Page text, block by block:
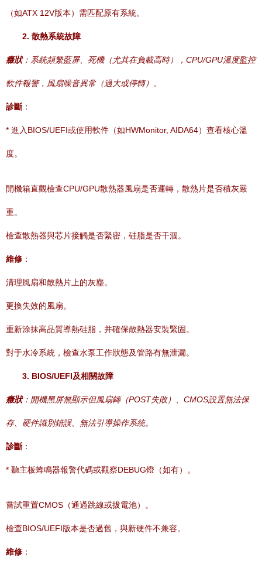
（如ATX 12V版本）需匹配原有系統。
2. 散熱系統故障
癥狀：系統頻繁藍屏、死機（尤其在負載高時），CPU/GPU溫度監控
軟件報警，風扇噪音異常（過大或停轉）。
診斷：
* 進入BIOS/UEFI或使用軟件（如HWMonitor, AIDA64）查看核心溫
度。
開機箱直觀檢查CPU/GPU散熱器風扇是否運轉，散熱片是否積灰嚴
重。
檢查散熱器與芯片接觸是否緊密，硅脂是否干涸。
維修 ：
清理風扇和散熱片上的灰塵。
更換失效的風扇。
重新涂抹高品質導熱硅脂，并確保散熱器安裝緊固。
對于水冷系統，檢查水泵工作狀態及管路有無泄漏。
3. BIOS/UEFI及相關故障
癥狀：開機黑屏無顯示但風扇轉（POST失敗）、CMOS設置無法保
存、硬件識別錯誤、無法引導操作系統。
診斷：
* 聽主板蜂鳴器報警代碼或觀察DEBUG燈（如有）。
嘗試重置CMOS（通過跳線或拔電池）。
檢查BIOS/UEFI版本是否過舊，與新硬件不兼容。
維修 ：